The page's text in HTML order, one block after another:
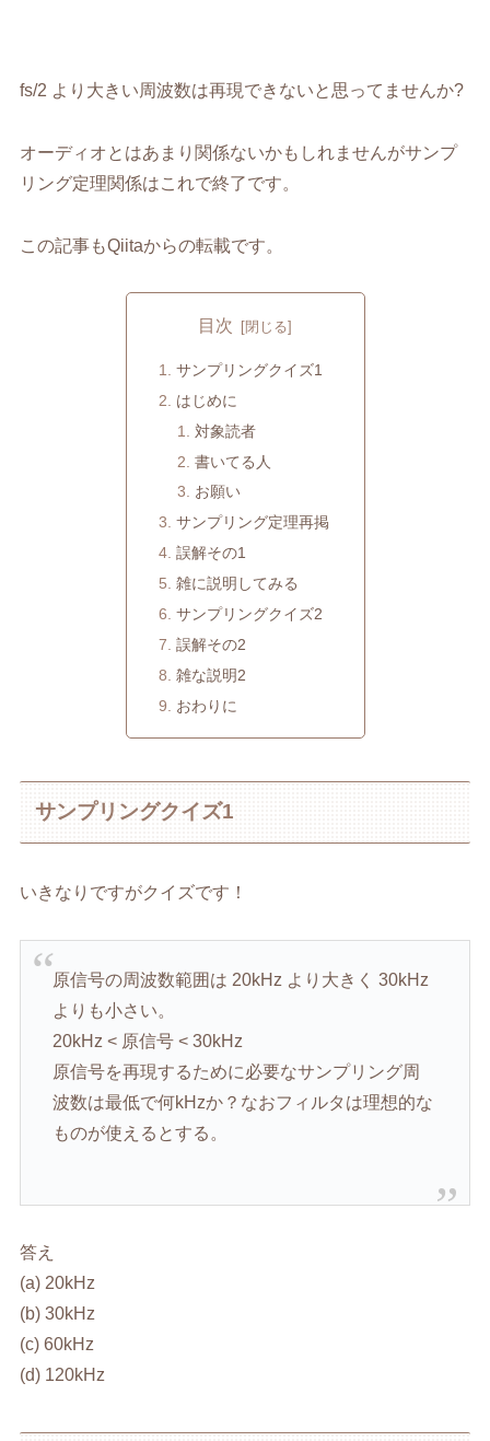
fs/2 より大きい周波数は再現できないと思ってませんか?
オーディオとはあまり関係ないかもしれませんがサンプ
リング定理関係はこれで終了です。
この記事もQiitaからの転載です。
目次
サンプリングクイズ1
はじめに
対象読者
書いてる人
お願い
サンプリング定理再掲
誤解その1
雑に説明してみる
サンプリングクイズ2
誤解その2
雑な説明2
おわりに
サンプリングクイズ1
いきなりですがクイズです！
原信号の周波数範囲は 20kHz より大きく 30kHz
よりも小さい。
20kHz < 原信号 < 30kHz
原信号を再現するために必要なサンプリング周
波数は最低で何kHzか？なおフィルタは理想的な
ものが使えるとする。
答え
(a) 20kHz
(b) 30kHz
(c) 60kHz
(d) 120kHz